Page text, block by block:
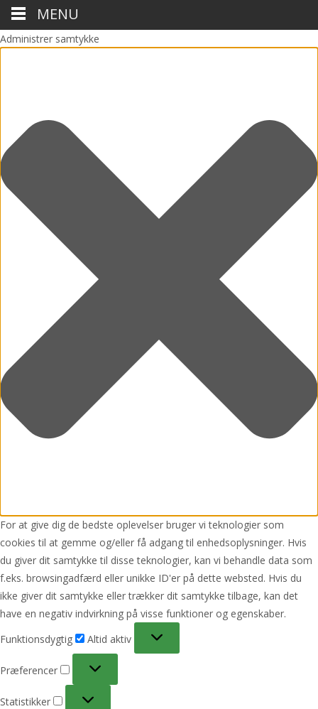
Administrer samtykke
For at give dig de bedste oplevelser bruger vi teknologier som
cookies til at gemme og/eller få adgang til enhedsoplysninger. Hvis
du giver dit samtykke til disse teknologier, kan vi behandle data som
f.eks. browsingadfærd eller unikke ID'er på dette websted. Hvis du
ikke giver dit samtykke eller trækker dit samtykke tilbage, kan det
have en negativ indvirkning på visse funktioner og egenskaber.
Funktionsdygtig
Altid aktiv
Præferencer
Statistikker
MENU